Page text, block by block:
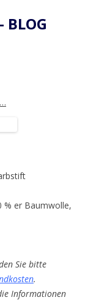
BLOG
% er Baumwolle,
Sie bitte
.
Informationen